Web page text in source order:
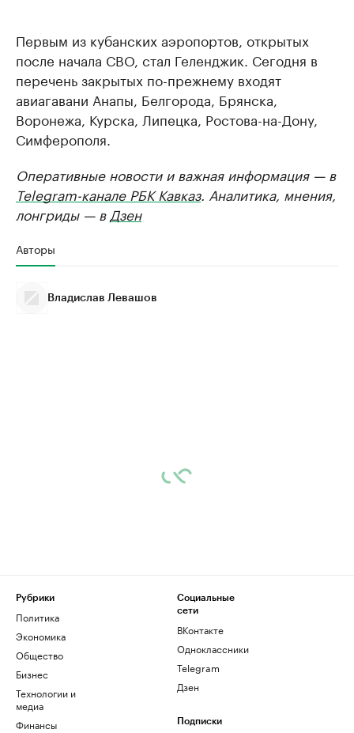
Первым из кубанских аэропортов, открытых
после начала СВО, стал Геленджик. Сегодня в
перечень закрытых по-прежнему входят
авиагавани Анапы, Белгорода, Брянска,
Воронежа, Курска, Липецка, Ростова-на-Дону,
Симферополя.
Оперативные новости и важная информация — в
Telegram-канале РБК Кавказ. Аналитика, мнения,
лонгриды — в Дзен
Авторы
Владислав Левашов
Рубрики
Политика
Экономика
Общество
Бизнес
Технологии и
медиа
Финансы
Социальные
сети
ВКонтакте
Одноклассники
Telegram
Дзен
Подписки